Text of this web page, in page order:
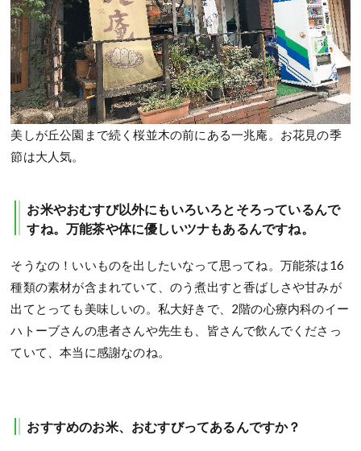
美しが丘公園まで続く桜並木の前にある一兆庵。お花見の季
節は大人気。
お米やおむすび以外にもいろいろとそろっているんで
すね。万能茶や体に優しいツナもあるんですね。
そうなの！いいものを出したいなって思ってね。万能茶は16
種類の素材が含まれていて、のう煮出すと香ばしさや甘みが
出てとっても美味しいの。私大好きで、2階の心療内科のイー
ハトーブさんの患者さんや先生も、皆さんで飲んでくださっ
ていて、本当に感謝なのね。
おすすめのお米、おむすびってあるんですか？